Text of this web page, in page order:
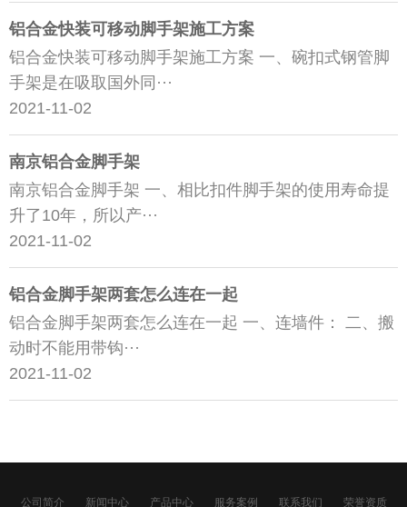
铝合金快装可移动脚手架施工方案
铝合金快装可移动脚手架施工方案 一、碗扣式钢管脚
手架是在吸取国外同···
2021-11-02
南京铝合金脚手架
南京铝合金脚手架 一、相比扣件脚手架的使用寿命提
升了10年，所以产···
2021-11-02
铝合金脚手架两套怎么连在一起
铝合金脚手架两套怎么连在一起 一、连墙件： 二、搬
动时不能用带钩···
2021-11-02
公司简介 新闻中心 产品中心 服务案例 联系我们 荣誉资质